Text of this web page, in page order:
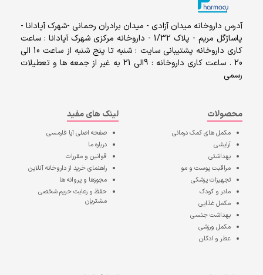
آدرس داروخانه میدان آزادی - میدان برادران رحمانی -شهرک آپادانا -
پاساژگل مریم - پلاک 1/32 - داروخانه مرکزی شهرک آپادانا : ساعت
کاری داروخانه پشتیبانی سایت : شنبه تا پنج شنبه از ساعت 10 الی
20 . ساعت کاری داروخانه : 9الی 21 به غیر از جمعه ها و تعطیلات
رسمی
محصولات
مکمل های کمک درمانی
آرایشی
بهداشتی
مراقبت پوست و مو
تجهیزات پزشکی
مادر و کودک
مکمل غذایی
بهداشت جنسی
مکمل ورزشی
عطر و ادکلن
لینک های مفید
صفحه اصلیآپا فارمسی
درباره ما
قوانین و مقررات
راهنمای خرید از داروخانه آنلاین
مجوزها و پروانه ها
حفظ و رعایت حریم شخصی
مشتریان